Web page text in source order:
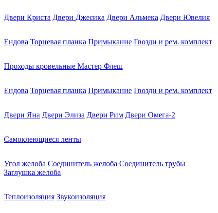
Двери Криста Двери Джесика Двери Альмека Двери Ювелия
Ендова Торцевая планка Примыкание Гвозди и рем. комплект
Проходы кровельные Мастер Флеш
Ендова Торцевая планка Примыкание Гвозди и рем. комплект
Двери Яна Двери Элиза Двери Рим Двери Омега-2
Самоклеющиеся ленты
Угол желоба Соединитель желоба Соединитель трубы
Заглушка желоба
Теплоизоляция Звукоизоляция